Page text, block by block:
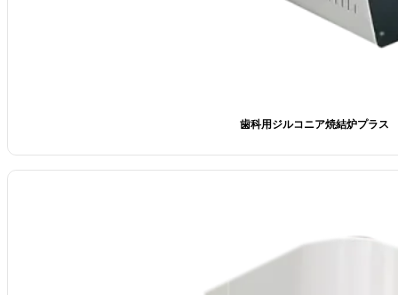
歯科用ジルコニア焼結炉プラス